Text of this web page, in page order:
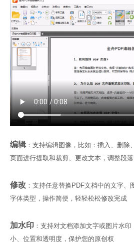
编辑：支持编辑图像，比如：插入、删除
页面进行提取和裁剪、更改文本，调整段
修改 ：支持任意替换PDF文档中的文字、
字体类型，操作简便，轻轻松松修改完成
加水印 ：支持对文档添加文字或图片水
小、位置和透明度，保护您的原创权